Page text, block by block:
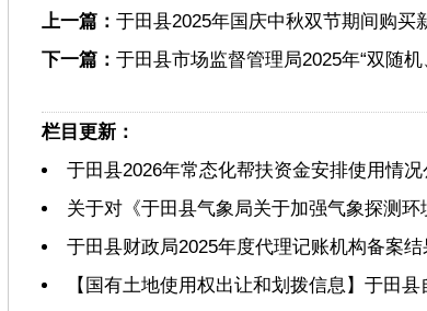
上一篇： 于田县2025年国庆中秋双节期间购
下一篇： 于田县市场监督管理局2025年“双随
栏目更新：
于田县2026年常态化帮扶资金安排使用情
关于对《于田县气象局关于加强气象探测
于田县财政局2025年度代理记账机构备案
【国有土地使用权出让和划拨信息】于田